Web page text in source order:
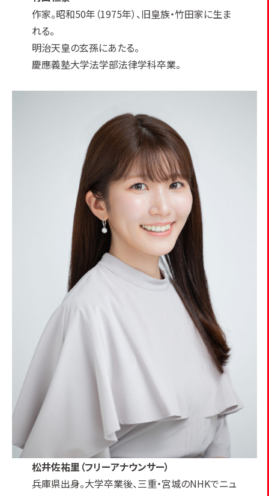
作家。昭和50年（1975年）、旧皇族・竹田家に生ま
れる。
明治天皇の玄孫にあたる。
慶應義塾大学法学部法律学科卒業。
松井佐祐里（フリーアナウンサー）
兵庫県出身。大学卒業後、三重・宮城のNHKでニュ